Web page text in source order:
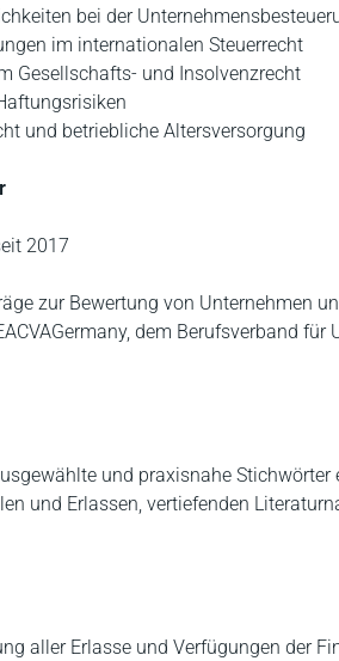
bei der
im internationalen Steuerrecht
Gesellschafts- und Insolvenzrecht
und betriebliche Altersversorgung
2017
zur Bewertung von Unternehmen
dem Berufsverband
und praxisnahe
und Erlassen, vertiefenden
aller Erlasse und Verfügungen der